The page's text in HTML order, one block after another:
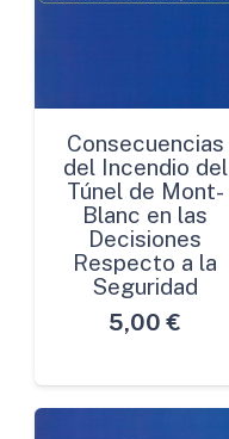
Consecuencias
del Incendio del
Túnel de Mont-
Blanc en las
Decisiones
Respecto a la
Seguridad
5,00 €